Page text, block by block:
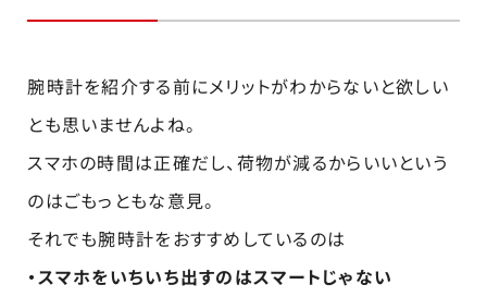
腕時計を紹介する前にメリットがわからないと欲しい
とも思いませんよね。
スマホの時間は正確だし、荷物が減るからいいという
のはごもっともな意見。
それでも腕時計をおすすめしているのは
・スマホをいちいち出すのはスマートじゃない